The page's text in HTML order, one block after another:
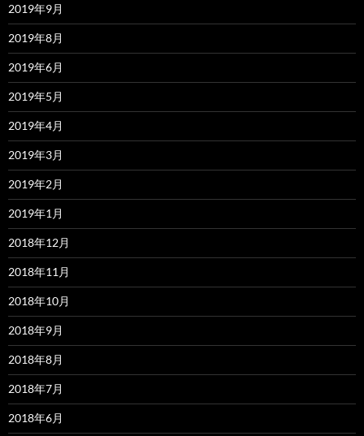
2019年9月
2019年8月
2019年6月
2019年5月
2019年4月
2019年3月
2019年2月
2019年1月
2018年12月
2018年11月
2018年10月
2018年9月
2018年8月
2018年7月
2018年6月